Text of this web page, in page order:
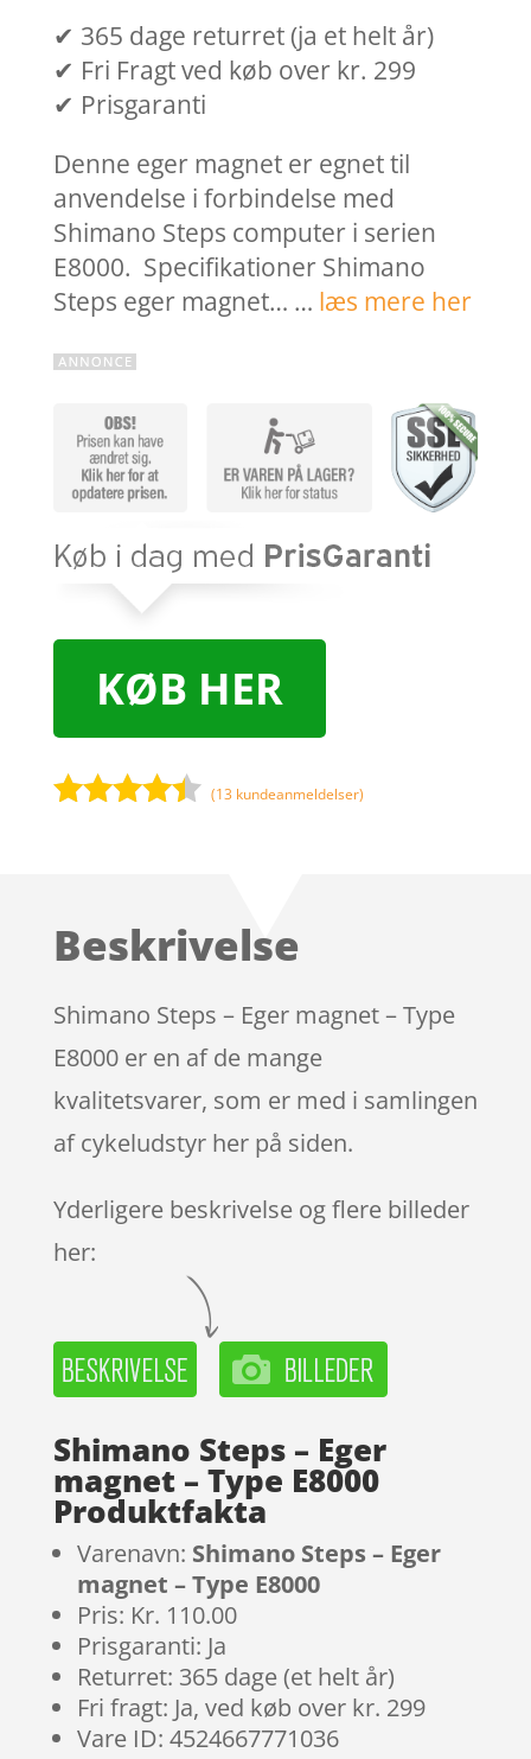
✔ 365 dage returret (ja et helt år)
✔ Fri Fragt ved køb over kr. 299
✔ Prisgaranti
Denne eger magnet er egnet til
anvendelse i forbindelse med
Shimano Steps computer i serien
E8000. Specifikationer Shimano
Steps eger magnet… … læs mere her
KØB HER
på
mmelser
(13 kundeanmeldelser)
Beskrivelse
Shimano Steps – Eger magnet – Type
E8000 er en af de mange
kvalitetsvarer, som er med i samlingen
af cykeludstyr her på siden.
Yderligere beskrivelse og flere billeder
her:
Shimano Steps – Eger
magnet – Type E8000
Produktfakta
Varenavn: Shimano Steps – Eger
magnet – Type E8000
Pris: Kr. 110.00
Prisgaranti: Ja
Returret: 365 dage (et helt år)
Fri fragt: Ja, ved køb over kr. 299
Vare ID: 4524667771036